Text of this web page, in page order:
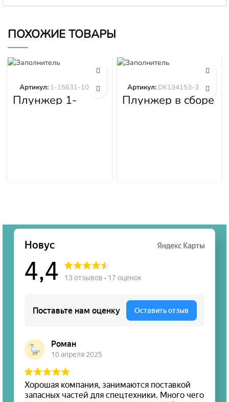
ПОХОЖИЕ ТОВАРЫ
Плунжер 1-
15631-101-0
Артикул: 1-15631-101-0
Плунжер в сборе
DK134153-3520
Артикул: DK134153-3520